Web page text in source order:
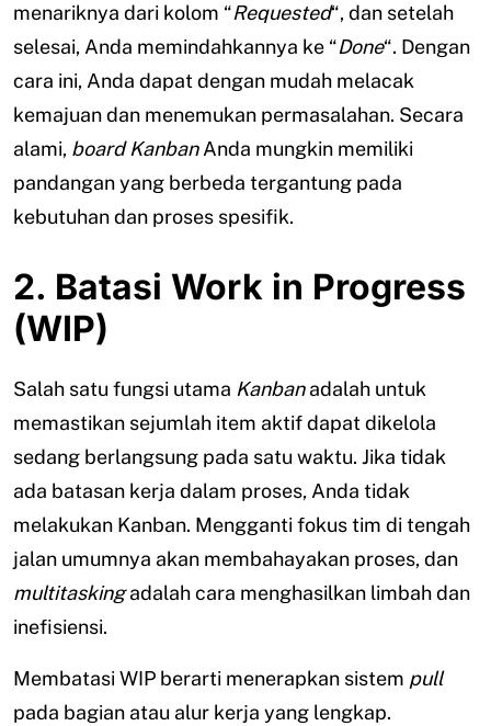
menariknya dari kolom “Requested“, dan setelah
selesai, Anda memindahkannya ke “Done“. Dengan
cara ini, Anda dapat dengan mudah melacak
kemajuan dan menemukan permasalahan. Secara
alami, board KanbanAnda mungkin memiliki
pandangan yang berbeda tergantung pada
kebutuhan dan proses spesifik.
2. Batasi Work in Progress
(WIP)
Salah satu fungsi utama Kanbanadalah untuk
memastikan sejumlah item aktif dapat dikelola
sedang berlangsung pada satu waktu. Jika tidak
ada batasan kerja dalam proses, Anda tidak
melakukan Kanban. Mengganti fokus tim di tengah
jalan umumnya akan membahayakan proses, dan
multitaskingadalah cara menghasilkan limbah dan
inefisiensi.
Membatasi WIP berarti menerapkan sistem pull
pada bagian atau alur kerja yang lengkap.